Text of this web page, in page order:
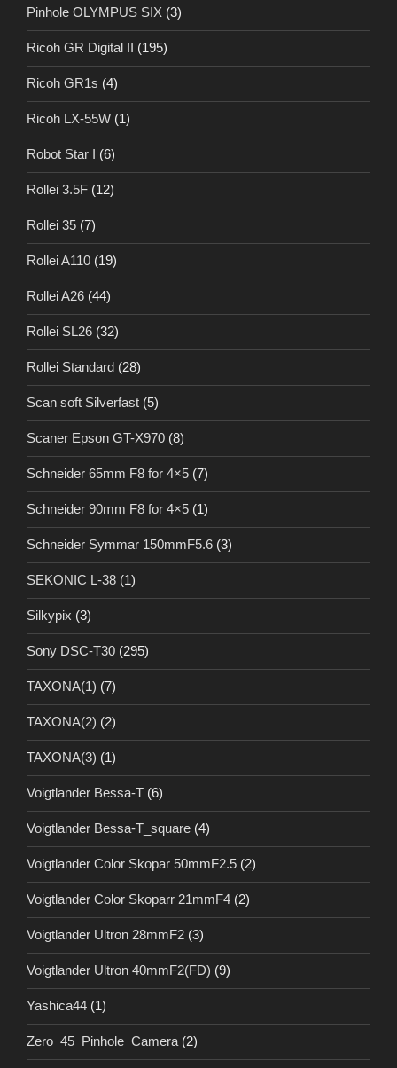
Pinhole OLYMPUS SIX (3)
Ricoh GR Digital II (195)
Ricoh GR1s (4)
Ricoh LX-55W (1)
Robot Star I (6)
Rollei 3.5F (12)
Rollei 35 (7)
Rollei A110 (19)
Rollei A26 (44)
Rollei SL26 (32)
Rollei Standard (28)
Scan soft Silverfast (5)
Scaner Epson GT-X970 (8)
Schneider 65mm F8 for 4×5 (7)
Schneider 90mm F8 for 4×5 (1)
Schneider Symmar 150mmF5.6 (3)
SEKONIC L-38 (1)
Silkypix (3)
Sony DSC-T30 (295)
TAXONA(1) (7)
TAXONA(2) (2)
TAXONA(3) (1)
Voigtlander Bessa-T (6)
Voigtlander Bessa-T_square (4)
Voigtlander Color Skopar 50mmF2.5 (2)
Voigtlander Color Skoparr 21mmF4 (2)
Voigtlander Ultron 28mmF2 (3)
Voigtlander Ultron 40mmF2(FD) (9)
Yashica44 (1)
Zero_45_Pinhole_Camera (2)